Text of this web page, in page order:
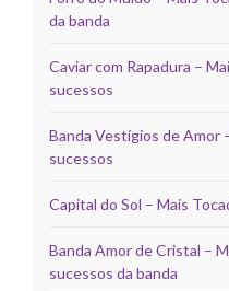
da banda
Caviar com Rapadura –
sucessos
Banda Vestígios de Amor
sucessos
Capital do Sol – Mais
Banda Amor de Cristal –
sucessos da banda